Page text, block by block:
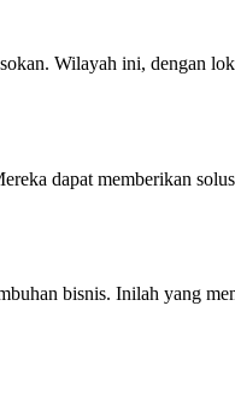
Wilayah ini, dengan
dapat memberikan
bisnis. Inilah yang